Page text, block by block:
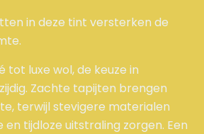
in deze tint versterken de
tot luxe wol, de keuze in
Zachte tapijten brengen
terwijl stevigere materialen
tijdloze uitstraling zorgen. Een